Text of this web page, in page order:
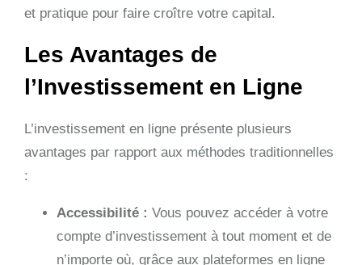
et pratique pour faire croître votre capital.
Les Avantages de
l’Investissement en Ligne
L’investissement en ligne présente plusieurs
avantages par rapport aux méthodes traditionnelles
:
Accessibilité : Vous pouvez accéder à votre
compte d’investissement à tout moment et de
n’importe où, grâce aux plateformes en ligne